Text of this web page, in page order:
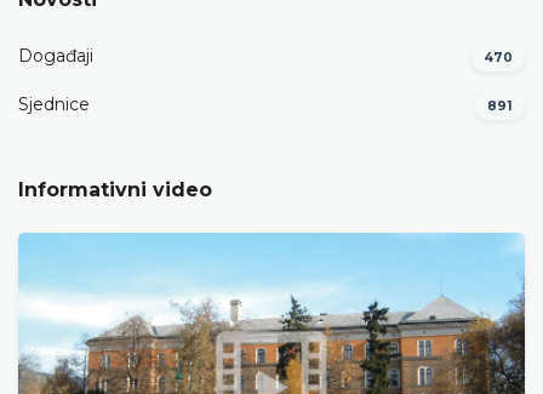
Događaji 470
Sjednice 891
Informativni video